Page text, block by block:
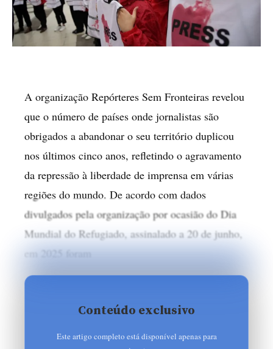
A organização Repórteres Sem Fronteiras revelou
que o número de países onde jornalistas são
obrigados a abandonar o seu território duplicou
nos últimos cinco anos, refletindo o agravamento
da repressão à liberdade de imprensa em várias
regiões do mundo. De acordo com dados
divulgados pela organização por ocasião do Dia
Mundial do Refugiado, assinalado a 20 de junho,
em 2025 foram
Conteúdo exclusivo
Este artigo completo está disponível apenas para